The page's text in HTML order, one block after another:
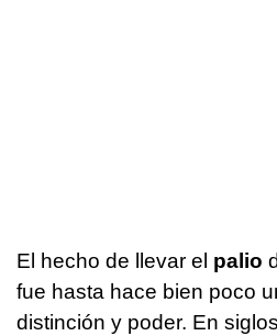
El hecho de llevar el palio
fue hasta hace bien poco
distinción y poder. En